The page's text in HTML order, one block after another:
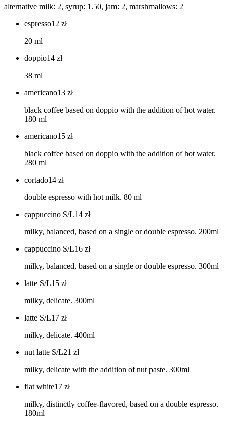
alternative milk: 2, syrup: 1.50, jam: 2, marshmallows: 2
espresso12 zł
20 ml
doppio14 zł
38 ml
americano13 zł
black coffee based on doppio with the addition of hot water.
180 ml
americano15 zł
black coffee based on doppio with the addition of hot water.
280 ml
cortado14 zł
double espresso with hot milk. 80 ml
cappuccino S/L14 zł
milky, balanced, based on a single or double espresso. 200ml
cappuccino S/L16 zł
milky, balanced, based on a single or double espresso. 300ml
latte S/L15 zł
milky, delicate. 300ml
latte S/L17 zł
milky, delicate. 400ml
nut latte S/L21 zł
milky, delicate with the addition of nut paste. 300ml
flat white17 zł
milky, distinctly coffee-flavored, based on a double espresso.
180ml